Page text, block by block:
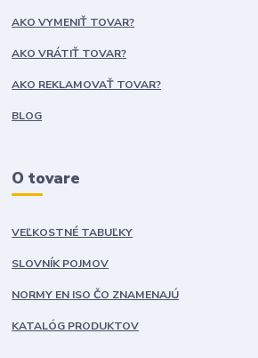
AKO VYMENIŤ TOVAR?
AKO VRÁTIŤ TOVAR?
AKO REKLAMOVAŤ TOVAR?
BLOG
O tovare
VEĽKOSTNÉ TABUĽKY
SLOVNÍK POJMOV
NORMY EN ISO ČO ZNAMENAJÚ
KATALÓG PRODUKTOV